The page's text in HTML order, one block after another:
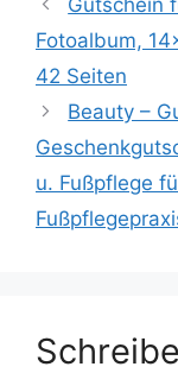
Fotoalbum,
42 Seiten
Beauty –
u. Fußpflege